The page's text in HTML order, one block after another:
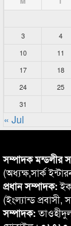
3
4
10
11
17
18
24
25
31
« Jul
সম্পাদক মন্ডলীর
(অধ্যক্ষ,সার্ক
প্রধান সম্পাদক:
(ইংল্যান্ড
সম্পাদক: